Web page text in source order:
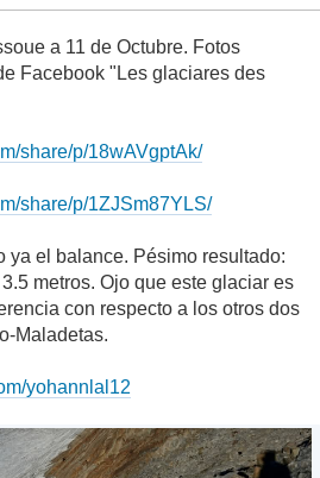
a 11 de Octubre. Fotos
Facebook "Les glaciares des
share/p/18wAVgptAk/
share/p/1ZJSm87YLS/
ya el balance. Pésimo resultado:
metros. Ojo que este glaciar es
con respecto a los otros dos
Maladetas.
yohannlal12